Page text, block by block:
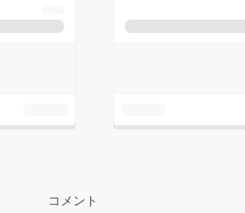
コメント